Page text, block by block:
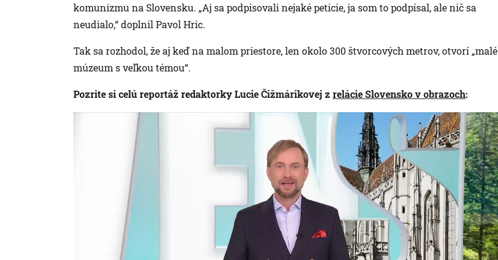
komunizmu na Slovensku. „Aj sa podpisovali nejaké petície, ja som to podpísal, ale nič sa
neudialo,“ doplnil Pavol Hric.
Tak sa rozhodol, že aj keď na malom priestore, len okolo 300 štvorcových metrov, otvorí „malé
múzeum s veľkou témou“.
Pozrite si celú reportáž redaktorky Lucie Čižmárikovej z relácie Slovensko v obrazoch: